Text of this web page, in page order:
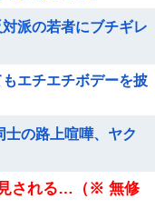
派の若者にブチギレ
エチエチボデーを披
士の路上喧嘩、ヤク
見される…（※ 無修